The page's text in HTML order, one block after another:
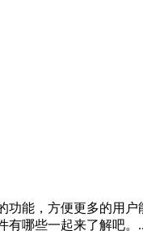
能，方便更多的用
有哪些一起来了解吧。